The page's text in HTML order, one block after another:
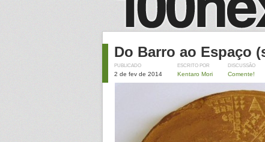
Do Barro ao Espaço
PUBLICADO
2 de fev de 2014
ESCRITO POR
Kentaro Mori
DISCUSSÃO
Comente!